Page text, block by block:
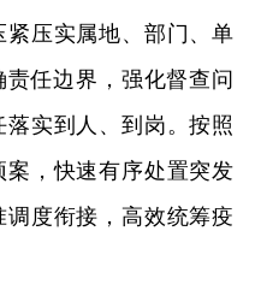
压实属地、部门、单
任边界，强化督查问
实到人、到岗。按照
，快速有序处置突发
度衔接，高效统筹疫